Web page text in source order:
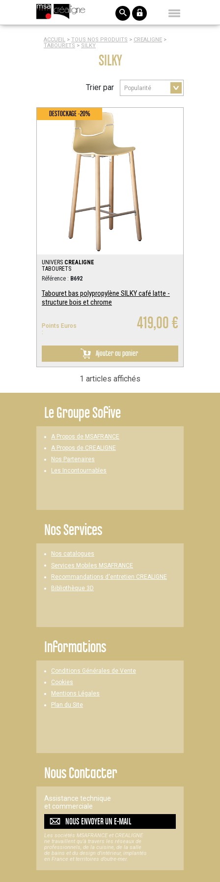
ACCUEIL > TOUS NOS PRODUITS > CREALIGNE >
TABOURETS > SILKY
SILKY
Trier par
DESTOCKAGE -20%
UNIVERS CREALIGNE
TABOURETS
Référence : B692
Tabouret bas polypropylène SILKY café latte -
structure bois et chrome
Points Euros
:
419,00 €
Ajouter au panier
1 articles affichés
LeGroupe Sofive
A Propos de MSAFRANCE
A Propos de CREALIGNE
Nos Partenaires
Les Incontournables
Nos Services
Nos catalogues
Services Mobiles MSAFRANCE
Recommandations d'entretien CREALIGNE
Bibliothèque 3D
Informations
Conditions Générales de Vente
Cookies
Mentions Légales
Plan du Site
Nous Contacter
Assistance technique
et commerciale
NOUS ENVOYER UNE-MAIL
Les sociétés MSAFRANCE et CREALIGNE
ne travaillent qu'à travers les réseaux de
professionnels, de la cuisine, de la salle
de bains et du design d'intérieur, implantés
en France et territoires d’outre-mer.